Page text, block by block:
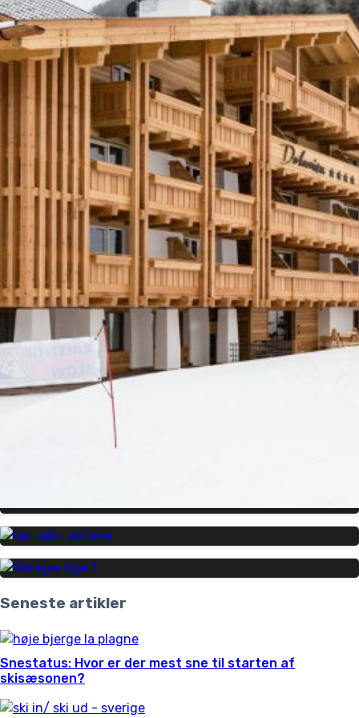
Seneste artikler
Snestatus: Hvor er der mest sne til starten af
skisæsonen?